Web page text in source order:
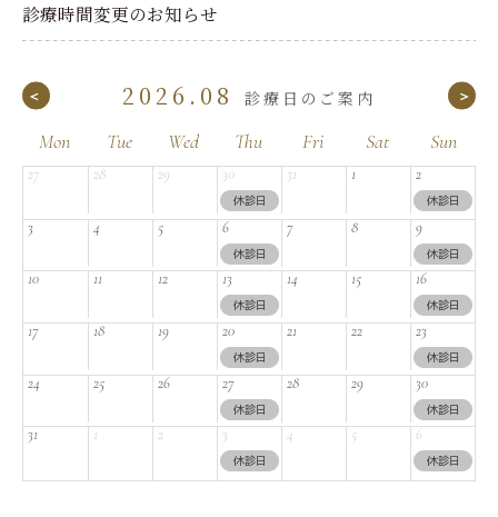
診療時間変更のお知らせ
2026.08
Mon Tue Wed Thu Fri Sat Sun
27 28 29 30 31 1 2
休診日 休診日
3 4 5 6 7 8 9
休診日 休診日
10 11 12 13 14 15 16
休診日 休診日
17 18 19 20 21 22 23
休診日 休診日
24 25 26 27 28 29 30
休診日 休診日
31 1 2 3 4 5 6
休診日 休診日